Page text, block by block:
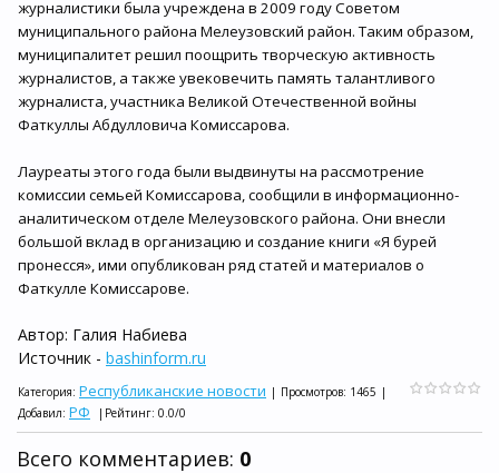
журналистики была учреждена в 2009 году Советом
муниципального района Мелеузовский район. Таким образом,
муниципалитет решил поощрить творческую активность
журналистов, а также увековечить память талантливого
журналиста, участника Великой Отечественной войны
Фаткуллы Абдулловича Комиссарова.
Лауреаты этого года были выдвинуты на рассмотрение
комиссии семьей Комиссарова, сообщили в информационно-
аналитическом отделе Мелеузовского района. Они внесли
большой вклад в организацию и создание книги «Я бурей
пронесся», ими опубликован ряд статей и материалов о
Фаткулле Комиссарове.
Автор: Галия Набиева
Источник - bashinform.ru
Категория: Республиканские новости | Просмотров: 1465 |
Добавил: РФ | Рейтинг: 0.0/0
Всего комментариев: 0